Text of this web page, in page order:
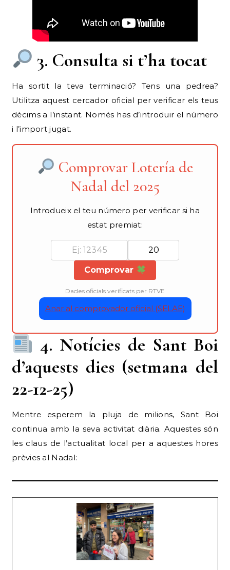
3. Consulta si t’ha tocat
Ha sortit la teva terminació? Tens una pedrea?
Utilitza aquest cercador oficial per verificar els teus
dècims a l’instant. Només has d’introduir el número
i l’import jugat.
Comprovar Lotería de
Nadal del 2025
Introdueix el teu número per verificar si ha
estat premiat:
Comprovar
Dades oficials verificats per RTVE
Anar al comprovador oficial (SELAE)
4. Notícies de Sant Boi
d’aquests dies (setmana del
22-12-25)
Mentre esperem la pluja de milions, Sant Boi
continua amb la seva activitat diària. Aquestes són
les claus de l’actualitat local per a aquestes hores
prèvies al Nadal: